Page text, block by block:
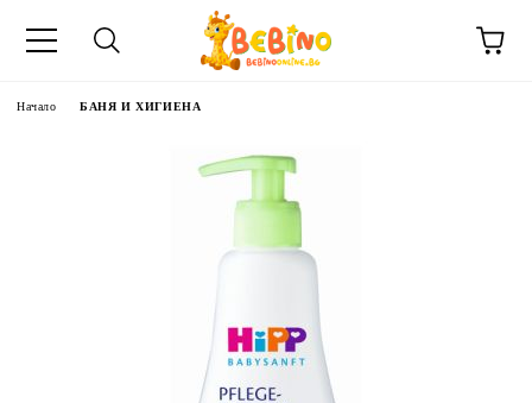
Начало БАНЯ И ХИГИЕНА